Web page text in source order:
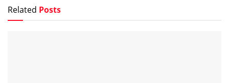
Related Posts